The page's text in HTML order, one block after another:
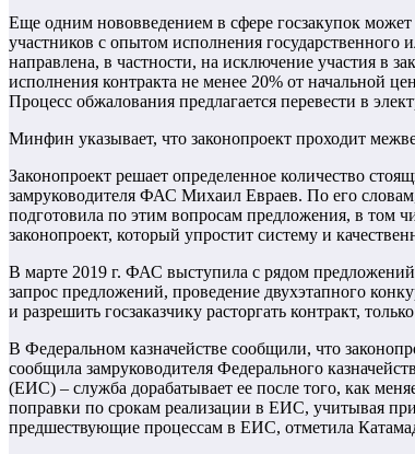
Еще одним нововведением в сфере госзакупок
участников с опытом исполнения
направлена, в частности, на исключение участия в
исполнения контракта не менее 20% от начальной
Процесс обжалования предлагается перевести в
Минфин указывает, что законопроект проходит
Законопроект решает определенное количество
замруководителя ФАС Михаил Евраев. По его
подготовила по этим вопросам предложения, в том
законопроект, который упростит систему и
В марте 2019 г. ФАС выступила с рядом предложений
запрос предложений, проведение двухэтапного
и разрешить госзаказчику расторгать контракт,
В Федеральном казначействе сообщили, что
сообщила замруководителя Федерального
(ЕИС) – служба дорабатывает ее после того, как
поправки по срокам реализации в ЕИС, учитывая
предшествующие процессам в ЕИС, отметила